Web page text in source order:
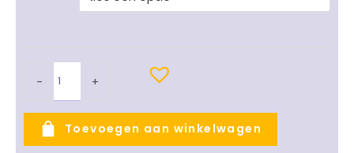
€ 22.99.€ 19.99.
-
meisje
Wild
Heart
+
Toevoegen aan winkelwagen